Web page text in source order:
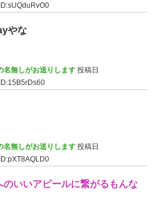
ID:sUQduRvO0
やな
名無しがお送りします 投稿日
ID:15B5rDs60
名無しがお送りします 投稿日
ID:pXT8AQLD0
のいいアピールに繋がるもんな